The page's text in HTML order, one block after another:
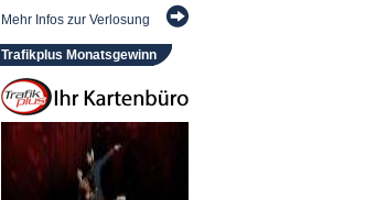
Mehr Infos zur Verlosung
Trafikplus Monatsgewinn